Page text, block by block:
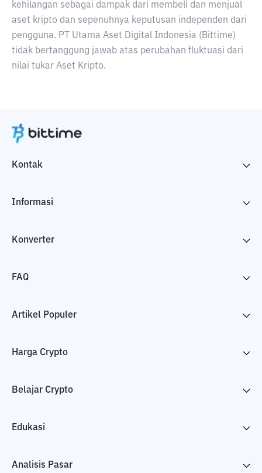
kehilangan sebagai dampak dari membeli dan menjual
aset kripto dan sepenuhnya keputusan independen dari
pengguna. PT Utama Aset Digital Indonesia (Bittime)
tidak bertanggung jawab atas perubahan fluktuasi dari
nilai tukar Aset Kripto.
Kontak
Informasi
Konverter
FAQ
Artikel Populer
Harga Crypto
Belajar Crypto
Edukasi
Analisis Pasar